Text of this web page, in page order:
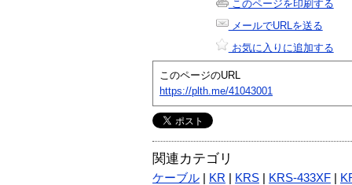
このページを印刷する
メールでURLを送る
お気に入りに追加する
このページのURL
https://plth.me/41043001
関連カテゴリ
ケーブル KR KRS KRS-433XF